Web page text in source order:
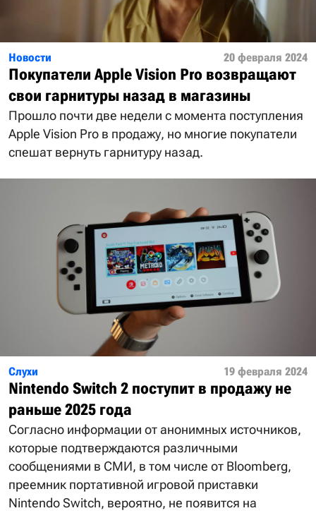
Новости 20 февраля 2024
Покупатели Apple Vision Pro возвращают
свои гарнитуры назад в магазины
Прошло почти две недели с момента поступления
Apple Vision Pro в продажу, но многие покупатели
спешат вернуть гарнитуру назад.
Слухи 19 февраля 2024
Nintendo Switch 2 поступит в продажу не
раньше 2025 года
Согласно информации от анонимных источников,
которые подтверждаются различными
сообщениями в СМИ, в том числе от Bloomberg,
преемник портативной игровой приставки
Nintendo Switch, вероятно, не появится на